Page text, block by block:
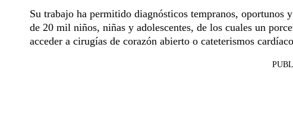
Su trabajo ha permitido diagnósticos tempranos, oportunos
de 20 mil niños, niñas y adolescentes, de los cuales un
acceder a cirugías de corazón abierto o cateterismos